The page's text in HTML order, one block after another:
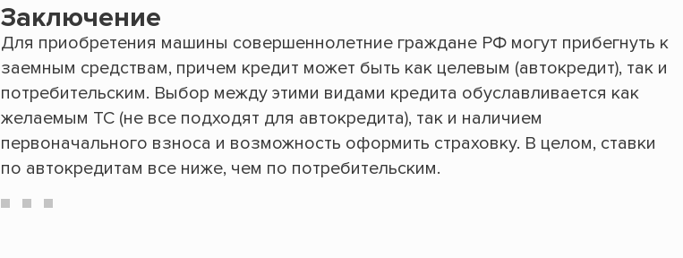
Заключение
Для приобретения машины совершеннолетние граждане РФ могут прибегнуть к
заемным средствам, причем кредит может быть как целевым (автокредит), так и
потребительским. Выбор между этими видами кредита обуславливается как
желаемым ТС (не все подходят для автокредита), так и наличием
первоначального взноса и возможность оформить страховку. В целом, ставки
по автокредитам все ниже, чем по потребительским.